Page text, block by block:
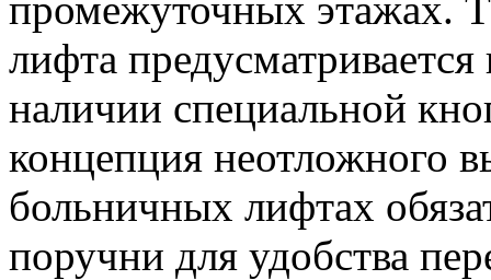
лифта
наличии специальной
концепция неотложного
больничных лифтах
поручни для удобства